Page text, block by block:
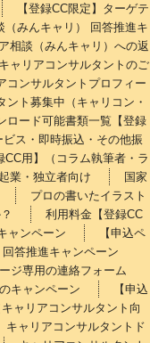
【登録CC限定】ターゲテ
（みんキャリ） 回答推進キ
相談（みんキャリ）への返
キャリアコンサルタントのご
コンサルタントプロフィー
ント募集中（キャリコン・
ロード可能書類一覧【登録
ス・即時振込・その他振
用】（コラム執筆者・ラ
起業・独立者向け
国家
プロの書いたイラスト
利用料金【登録CC
ャンペーン
【申込ペ
答推進キャンペーン
ジ専用の連絡フォーム
キャンペーン
【申込
ャリアコンサルタント向
キャリアコンサルタントド